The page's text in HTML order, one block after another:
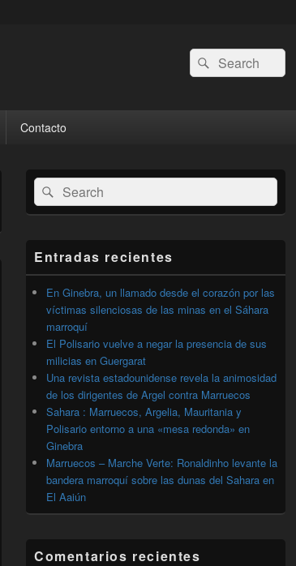
Buscar
por:
Buscar
Contacto
El
área
de
widget
lateral
primaria
Buscar
por:
Buscar
Entradas recientes
En Ginebra, un llamado desde el corazón por las
víctimas silenciosas de las minas en el Sáhara
marroquí
El Polisario vuelve a negar la presencia de sus
milicias en Guergarat
Una revista estadounidense revela la animosidad
de los dirigentes de Argel contra Marruecos
Sahara : Marruecos, Argelia, Mauritania y
Polisario entorno a una «mesa redonda» en
Ginebra
Marruecos – Marche Verte: Ronaldinho levante la
bandera marroquí sobre las dunas del Sahara en
El Aaiún
Comentarios recientes